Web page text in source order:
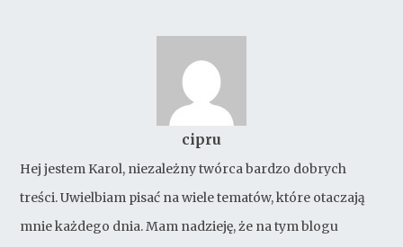
cipru
Hej jestem Karol, niezależny twórca bardzo dobrych
treści. Uwielbiam pisać na wiele tematów, które otaczają
mnie każdego dnia. Mam nadzieję, że na tym blogu